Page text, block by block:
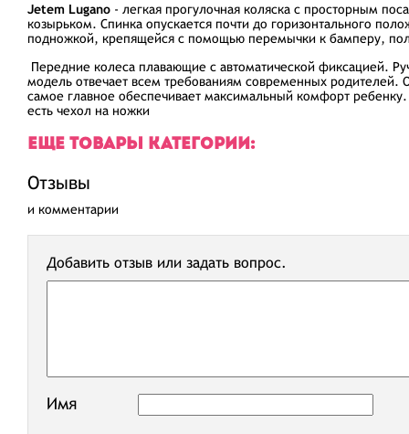
Jetem Lugano - легкая прогулочная коляска с просторным
козырьком. Спинка опускается почти до горизонтального
подножкой, крепящейся с помощью перемычки к бамперу,
Передние колеса плавающие с автоматической фиксацией.
модель отвечает всем требованиям современных
самое главное обеспечивает максимальный комфорт
есть чехол на ножки
ЕЩЕ ТОВАРЫ КАТЕГОРИИ:
Отзывы
и комментарии
Добавить отзыв или задать вопрос.
Имя